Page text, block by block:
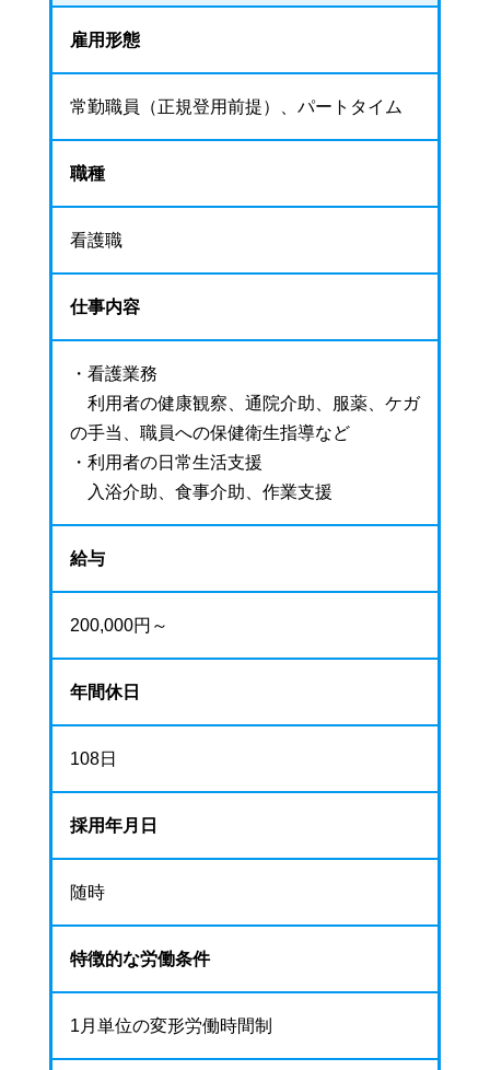
雇用形態
常勤職員（正規登用前提）、パートタイム
職種
看護職
仕事内容
・看護業務
利用者の健康観察、通院介助、服薬、ケガ
の手当、職員への保健衛生指導など
・利用者の日常生活支援
入浴介助、食事介助、作業支援
給与
200,000円～
年間休日
108日
採用年月日
随時
特徴的な労働条件
1月単位の変形労働時間制